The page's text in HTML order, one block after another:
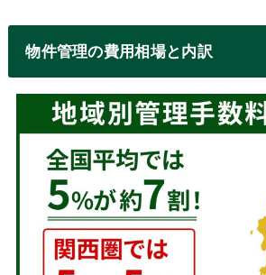
物件管理の費用相場と内訳